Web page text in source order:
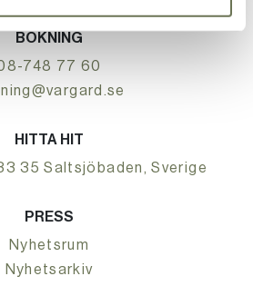
BOKNING
748 77 60
HITTA HIT
35 Saltsjöbaden, Sverige
PRESS
Nyhetsrum
Nyhetsarkiv